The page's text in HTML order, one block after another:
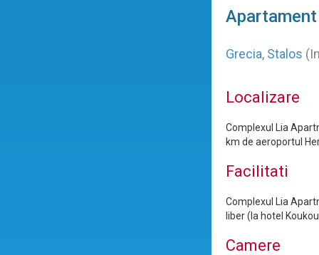
Grecia, Stalos
Localizare
Complexul Lia
km de aeroportul
Facilitati
Complexul Lia
liber (la hotel
Camere